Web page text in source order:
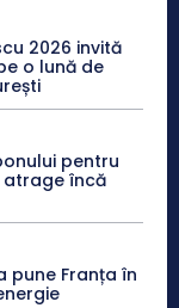
2026 invită
o lună de
pentru
încă
pune Franța în